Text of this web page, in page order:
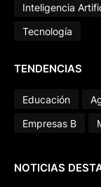
Inteligencia
Tecnología
TENDENCIAS
Educación
Empresas B
NOTICIAS